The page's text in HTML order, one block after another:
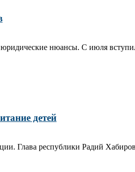
нюансы. С июля
детей
Глава республики Радий